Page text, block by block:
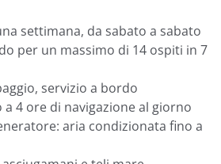
settimana, da sabato a sabato
per un massimo di 14 ospiti in 7
servizio a bordo
4 ore di navigazione al giorno
aria condizionata fino a